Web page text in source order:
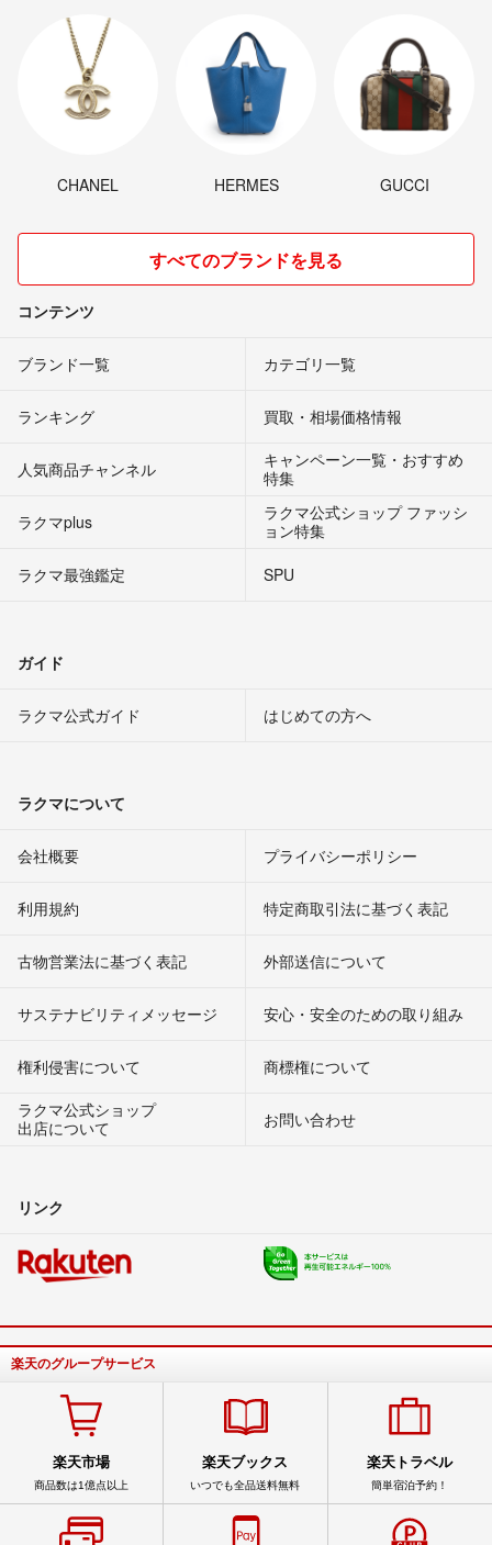
CHANEL HERMES GUCCI
すべてのブランドを見る
コンテンツ
ブランド一覧 カテゴリ一覧
ランキング 買取・相場価格情報
人気商品チャンネル
キャンペーン一覧・おすすめ
特集
ラクマplus
ラクマ公式ショップ ファッシ
ョン特集
ラクマ最強鑑定
SPU
ガイド
ラクマ公式ガイド はじめての方へ
ラクマについて
会社概要 プライバシーポリシー
利用規約 特定商取引法に基づく表記
古物営業法に基づく表記 外部送信について
サステナビリティメッセージ 安心・安全のための取り組み
権利侵害について
商標権について
ラクマ公式ショップ
出店について
お問い合わせ
リンク
楽天のグループサービス
楽天市場
商品数は1億点以上
楽天ブックス
いつでも全品送料無料
楽天トラベル
簡単宿泊予約！